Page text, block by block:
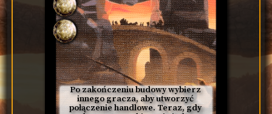
Po zakończeniu budowy wybierz
innego gracza, aby utworzyć
połączenie handlowe. Teraz, gdy